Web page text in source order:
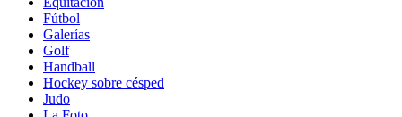
Fútbol
Galerías
Golf
Handball
Hockey sobre césped
Judo